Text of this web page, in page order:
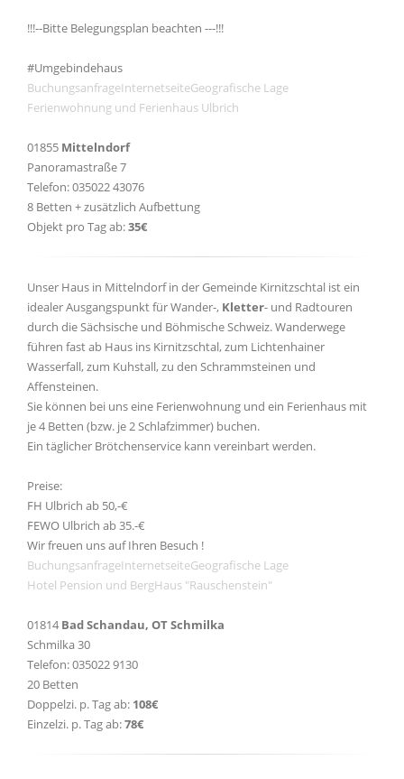
!!!--Bitte Belegungsplan beachten ---!!!
#Umgebindehaus
BuchungsanfrageInternetseiteGeografische Lage
Ferienwohnung und Ferienhaus Ulbrich
01855 Mittelndorf
Panoramastraße 7
Telefon: 035022 43076
8 Betten + zusätzlich Aufbettung
Objekt pro Tag ab:35€
Unser Haus in Mittelndorf in der Gemeinde Kirnitzschtal ist ein
idealer Ausgangspunkt für Wander-, Kletter- und Radtouren
durch die Sächsische und Böhmische Schweiz. Wanderwege
führen fast ab Haus ins Kirnitzschtal, zum Lichtenhainer
Wasserfall, zum Kuhstall, zu den Schrammsteinen und
Affensteinen.
Sie können bei uns eine Ferienwohnung und ein Ferienhaus mit
je 4 Betten (bzw. je 2 Schlafzimmer) buchen.
Ein täglicher Brötchenservice kann vereinbart werden.
Preise:
FH Ulbrich ab 50,-€
FEWO Ulbrich ab 35.-€
Wir freuen uns auf Ihren Besuch !
BuchungsanfrageInternetseiteGeografische Lage
Hotel Pension und BergHaus "Rauschenstein"
01814 Bad Schandau, OT Schmilka
Schmilka 30
Telefon: 035022 9130
20 Betten
Doppelzi. p. Tag ab: 108€
Einzelzi. p. Tag ab:78€